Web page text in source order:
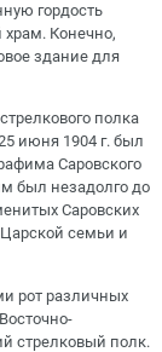
гордость
Конечно,
здание для
полка
июня 1904 г. был
Саровского
был незадолго до
Саровских
семьи и
рот различных
стрелковый полк.